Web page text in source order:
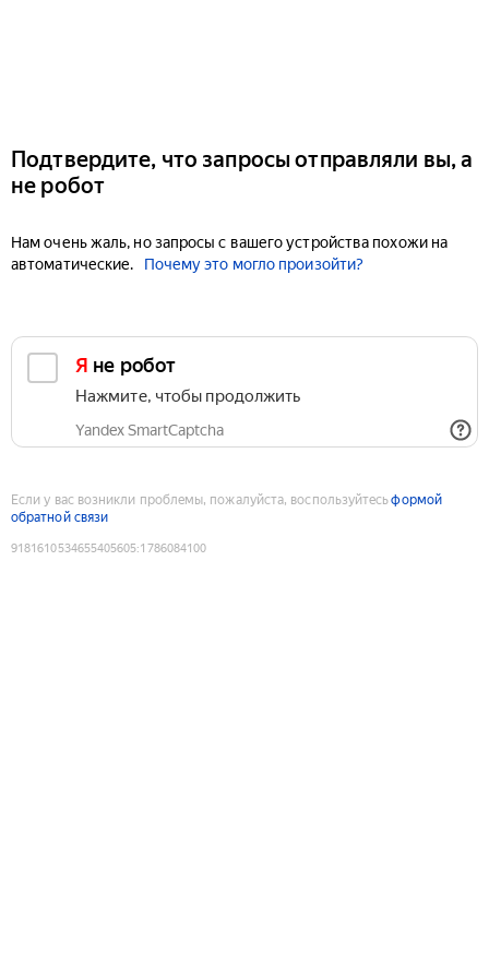
Подтвердите, что запросы отправляли вы, а
не робот
Нам очень жаль, но запросы с вашего устройства похожи на
автоматические.
Почему это могло произойти?
Я не робот
Нажмите, чтобы продолжить
Yandex SmartCaptcha
Если у вас возникли проблемы, пожалуйста, воспользуйтесьформой
обратной связи
9181610534655405605:1786084100